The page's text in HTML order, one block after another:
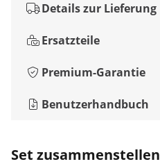
Details zur Lieferung
Ersatzteile
Premium-Garantie
Benutzerhandbuch
Set zusammenstellen